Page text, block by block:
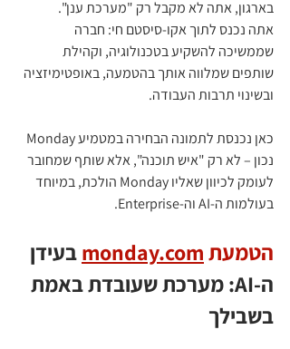
בארגון, אתה לא מקבל רק "מערכת ענן".
אתה נכנס לתוך אקו‑סיסטם חי: חברה
שממשיכה להשקיע בטכנולוגיה, וקהילת
שותפים שמלווה אותך בהטמעה, באופטימיזציה
ובשינוי תרבות העבודה.
נכון – לא רק "איש תוכנה", אלא שותף שמחובר
לעומק לכיוון שאליו Monday הולכת, במיוחד
בעולמות ה‑AI וה‑Enterprise.
הטמעת monday.com בעידן
ה‑AI: מערכת שעובדת באמת
בשבילך